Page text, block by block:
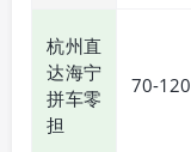
杭州直
达海宁
拼车零
担
70-120